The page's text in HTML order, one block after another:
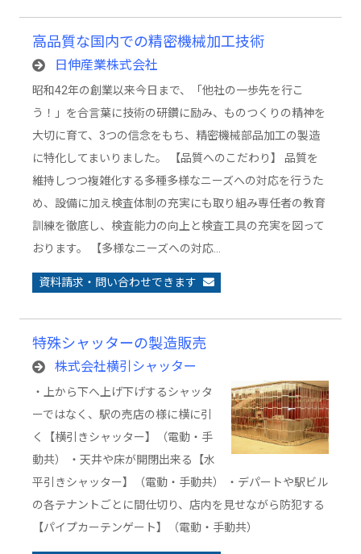
高品質な国内での精密機械加工技術
日伸産業株式会社
昭和42年の創業以来今日まで、「他社の一歩先を行こ
う！」を合言葉に技術の研鑽に励み、ものつくりの精神を
大切に育て、3つの信念をもち、精密機械部品加工の製造
に特化してまいりました。 【品質へのこだわり】 品質を
維持しつつ複雑化する多種多様なニーズへの対応を行うた
め、設備に加え検査体制の充実にも取り組み専任者の教育
訓練を徹底し、検査能力の向上と検査工具の充実を図って
おります。 【多様なニーズへの対応…
資料請求・問い合わせできます
特殊シャッターの製造販売
株式会社横引シャッター
・上から下へ上げ下げするシャッタ
ーではなく、駅の売店の様に横に引
く【横引きシャッター】（電動・手
動共） ・天井や床が開閉出来る【水
平引きシャッター】（電動・手動共） ・デパートや駅ビル
の各テナントごとに間仕切り、店内を見せながら防犯する
【パイプカーテンゲート】（電動・手動共）